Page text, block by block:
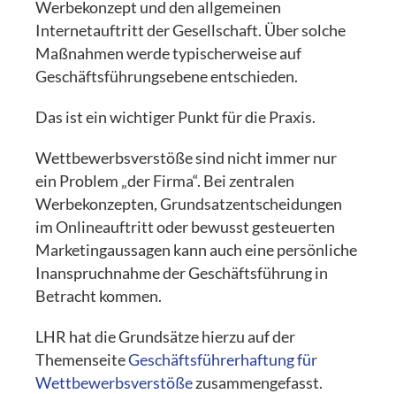
Werbekonzept und den allgemeinen
Internetauftritt der Gesellschaft. Über solche
Maßnahmen werde typischerweise auf
Geschäftsführungsebene entschieden.
Das ist ein wichtiger Punkt für die Praxis.
Wettbewerbsverstöße sind nicht immer nur
ein Problem „der Firma“. Bei zentralen
Werbekonzepten, Grundsatzentscheidungen
im Onlineauftritt oder bewusst gesteuerten
Marketingaussagen kann auch eine persönliche
Inanspruchnahme der Geschäftsführung in
Betracht kommen.
LHR hat die Grundsätze hierzu auf der
ThemenseiteGeschäftsführerhaftung für
Wettbewerbsverstößezusammengefasst.